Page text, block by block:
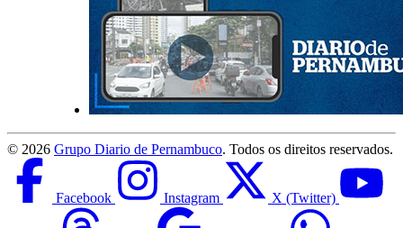
© 2026 Grupo Diario de Pernambuco. Todos os direitos reservados.
Facebook Instagram X (Twitter)